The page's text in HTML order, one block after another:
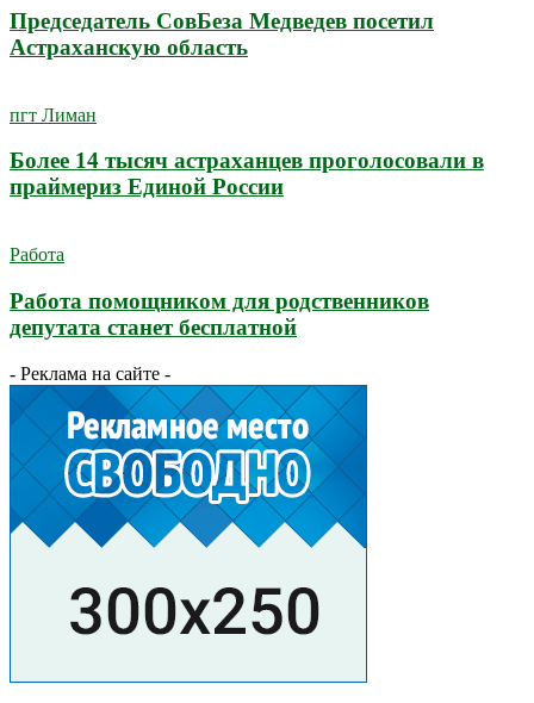
Председатель СовБеза Медведев посетил
Астраханскую область
пгт Лиман
Более 14 тысяч астраханцев проголосовали в
праймериз Единой России
Работа
Работа помощником для родственников
депутата станет бесплатной
- Реклама на сайте -